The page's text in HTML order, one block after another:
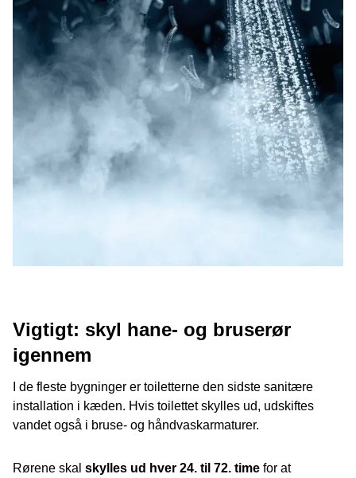
Vigtigt: skyl hane- og bruserør
igennem
I de fleste bygninger er toiletterne den sidste sanitære
installation i kæden. Hvis toilettet skylles ud, udskiftes
vandet også i bruse- og håndvaskarmaturer.
Rørene skal skylles ud hver 24. til 72. time for at